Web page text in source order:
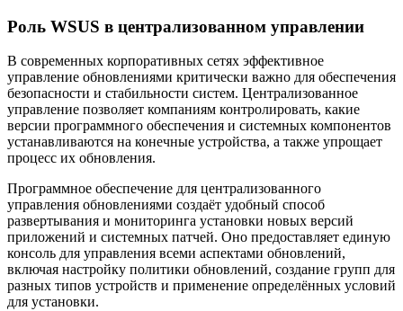
Роль WSUS в централизованном управлении
В современных корпоративных сетях эффективное
управление обновлениями критически важно для обеспечения
безопасности и стабильности систем. Централизованное
управление позволяет компаниям контролировать, какие
версии программного обеспечения и системных компонентов
устанавливаются на конечные устройства, а также упрощает
процесс их обновления.
Программное обеспечение для централизованного
управления обновлениями создаёт удобный способ
развертывания и мониторинга установки новых версий
приложений и системных патчей. Оно предоставляет единую
консоль для управления всеми аспектами обновлений,
включая настройку политики обновлений, создание групп для
разных типов устройств и применение определённых условий
для установки.